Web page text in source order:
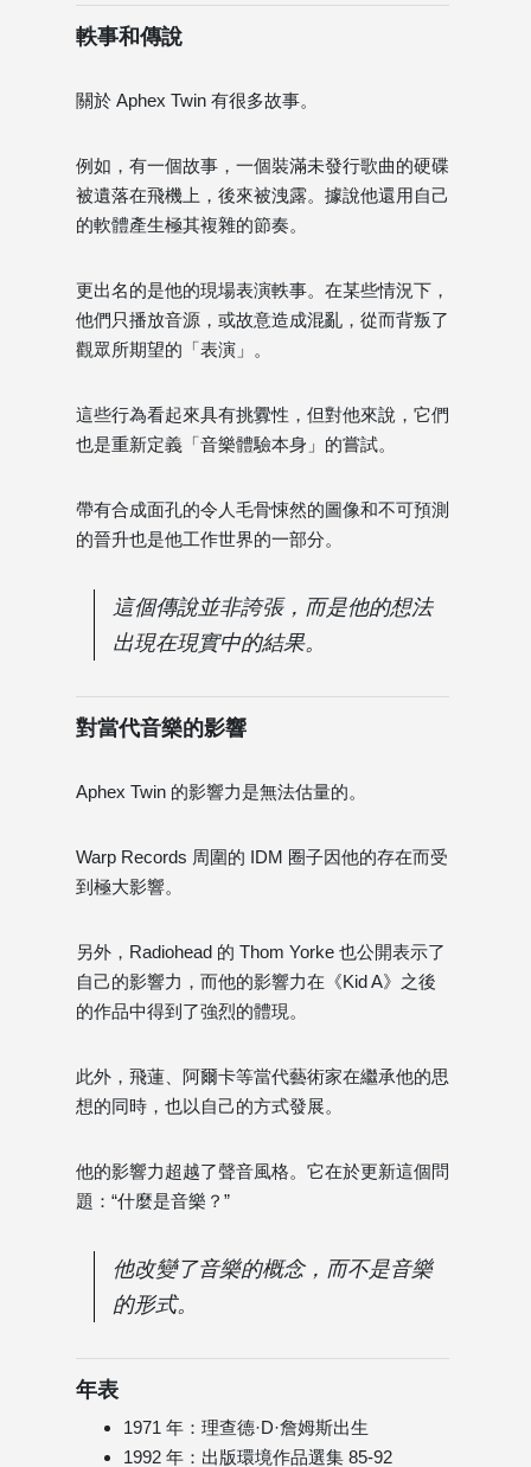
軼事和傳說
關於 Aphex Twin 有很多故事。
例如，有一個故事，一個裝滿未發行歌曲的硬碟
被遺落在飛機上，後來被洩露。據說他還用自己
的軟體產生極其複雜的節奏。
更出名的是他的現場表演軼事。在某些情況下，
他們只播放音源，或故意造成混亂，從而背叛了
觀眾所期望的「表演」。
這些行為看起來具有挑釁性，但對他來說，它們
也是重新定義「音樂體驗本身」的嘗試。
帶有合成面孔的令人毛骨悚然的圖像和不可預測
的晉升也是他工作世界的一部分。
這個傳說並非誇張，而是他的想法
出現在現實中的結果。
對當代音樂的影響
Aphex Twin 的影響力是無法估量的。
Warp Records 周圍的 IDM 圈子因他的存在而受
到極大影響。
另外，Radiohead 的 Thom Yorke 也公開表示了
自己的影響力，而他的影響力在《Kid A》之後
的作品中得到了強烈的體現。
此外，飛蓮、阿爾卡等當代藝術家在繼承他的思
想的同時，也以自己的方式發展。
他的影響力超越了聲音風格。它在於更新這個問
題：“什麼是音樂？”
他改變了音樂的概念，而不是音樂
的形式。
年表
1971 年：理查德·D·詹姆斯出生
1992 年：出版環境作品選集 85-92